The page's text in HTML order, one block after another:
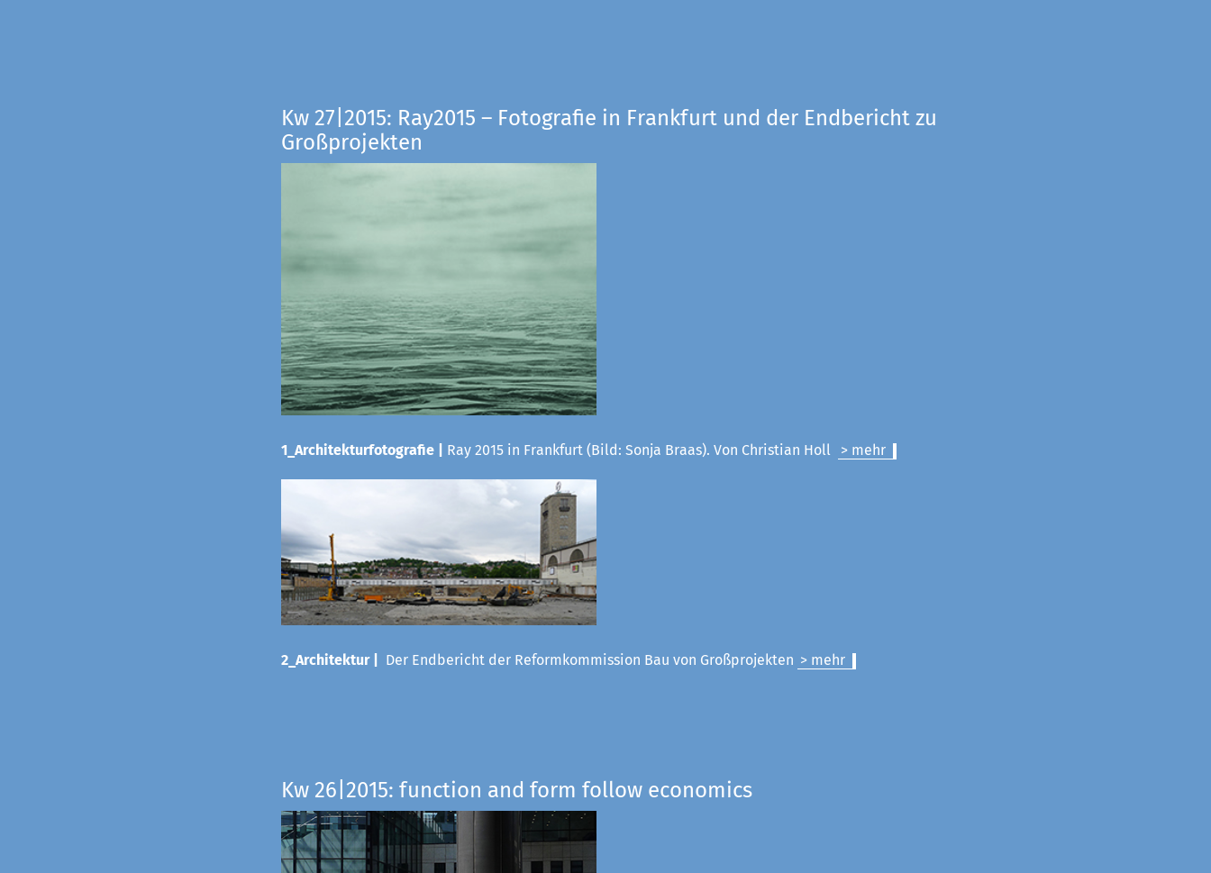
Kw 27|2015: Ray2015 – Fotografie in Frankfurt und der Endbericht zu
Großprojekten
1_Architekturfotografie | Ray 2015 in Frankfurt (Bild: Sonja Braas). Von Christian Holl > mehr
2_Architektur | Der Endbericht der Reformkommission Bau von Großprojekten > mehr
Kw 26|2015: function and form follow economics